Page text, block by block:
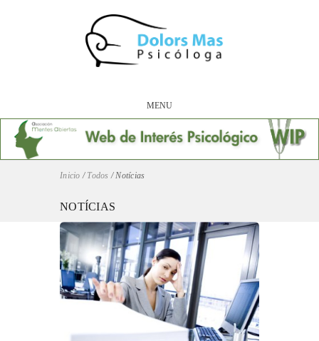
MENU
Inicio / Todos /Notícias
NOTÍCIAS